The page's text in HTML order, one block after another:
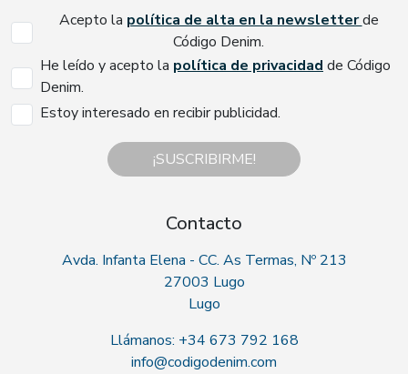
Acepto la política de alta en la newsletterde
Código Denim.
He leído y acepto la política de privacidadde Código
Denim.
Estoy interesado en recibir publicidad.
¡SUSCRIBIRME!
Contacto
Avda. Infanta Elena - CC. As Termas, Nº 213
27003 Lugo
Lugo
Llámanos: +34 673 792 168
info@codigodenim.com